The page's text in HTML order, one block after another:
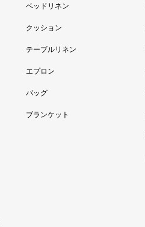
2018年5月
2018年4月
2018年3月
2018年1月
2017年12月
2017年11月
ベッドリネン
クッション
テーブルリネン
エプロン
バッグ
ブランケット